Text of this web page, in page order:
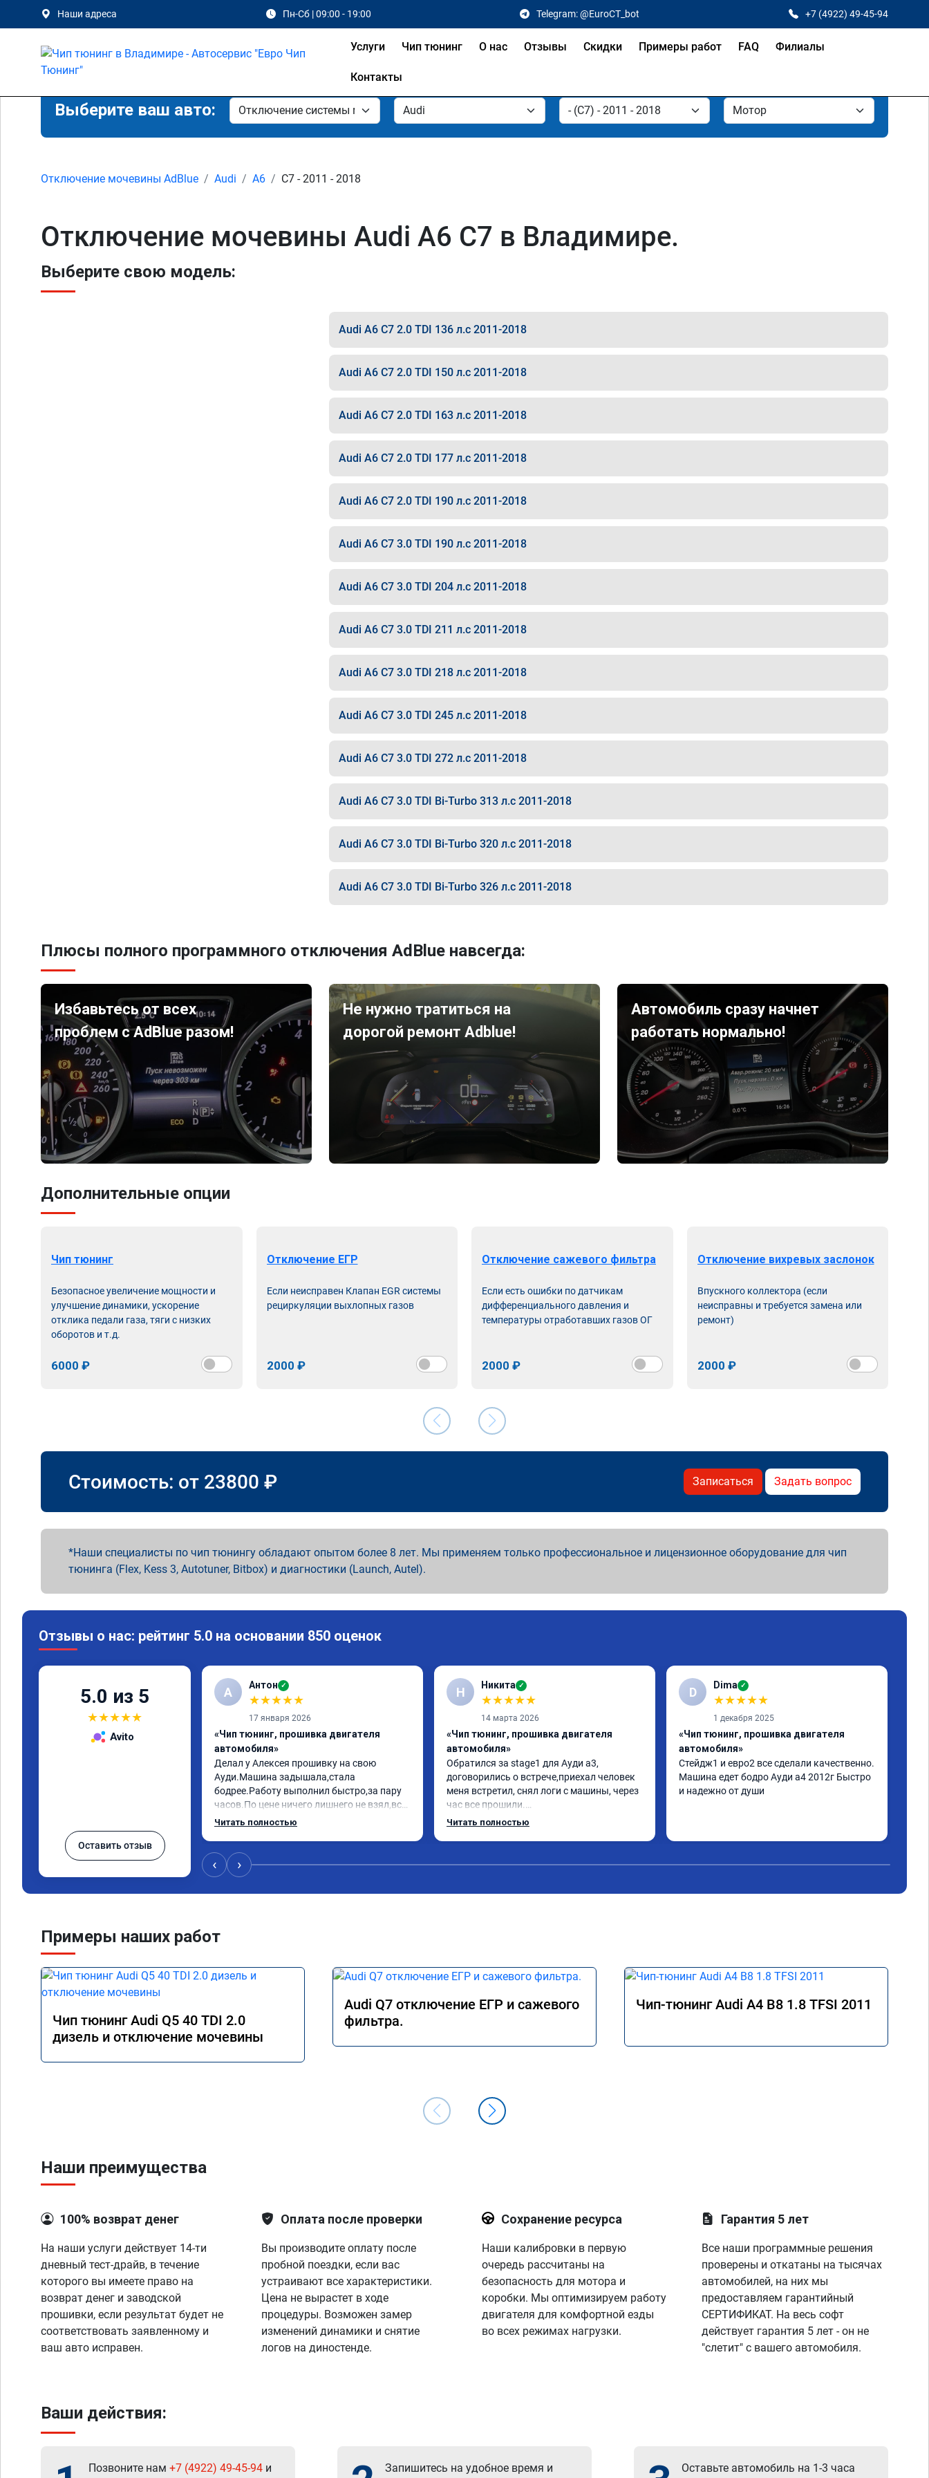
Наши адреса Пн-Сб | 09:00 - 19:00 Telegram: @EuroCT_bot +7 (4922) 49-45-94
Услуги Чип тюнинг О нас Отзывы Скидки Примеры работ FAQ Филиалы
Контакты
Выберите ваш авто:
Отключение мочевины AdBlue Audi A6 C7 - 2011 - 2018
Отключение мочевины Audi A6 C7 в Владимире.
Выберите свою модель:
Audi A6 C7 2.0 TDI 136 л.с 2011-2018
Audi A6 C7 2.0 TDI 150 л.с 2011-2018
Audi A6 C7 2.0 TDI 163 л.с 2011-2018
Audi A6 C7 2.0 TDI 177 л.с 2011-2018
Audi A6 C7 2.0 TDI 190 л.с 2011-2018
Audi A6 C7 3.0 TDI 190 л.с 2011-2018
Audi A6 C7 3.0 TDI 204 л.с 2011-2018
Audi A6 C7 3.0 TDI 211 л.с 2011-2018
Audi A6 C7 3.0 TDI 218 л.с 2011-2018
Audi A6 C7 3.0 TDI 245 л.с 2011-2018
Audi A6 C7 3.0 TDI 272 л.с 2011-2018
Audi A6 C7 3.0 TDI Bi-Turbo 313 л.с 2011-2018
Audi A6 C7 3.0 TDI Bi-Turbo 320 л.с 2011-2018
Audi A6 C7 3.0 TDI Bi-Turbo 326 л.с 2011-2018
Плюсы полного программного отключения AdBlue навсегда:
Избавьтесь от всех
проблем с AdBlue разом!
Не нужно тратиться на
дорогой ремонт Adblue!
Автомобиль сразу начнет
работать нормально!
Дополнительные опции
Чип тюнинг
Безопасное увеличение мощности и
улучшение динамики, ускорение
отклика педали газа, тяги с низких
оборотов и т.д.
6000 ₽
Отключение ЕГР
Если неисправен Клапан EGR системы
рециркуляции выхлопных газов
2000 ₽
Отключение сажевого фильтра
Если есть ошибки по датчикам
дифференциального давления и
температуры отработавших газов ОГ
2000 ₽
Отключение вихревых заслонок
Впускного коллектора (если
неисправны и требуется замена или
ремонт)
2000 ₽
Стоимость: от 23800 ₽ Записаться Задать вопрос
Наши специалисты по чип тюнингу обладают опытом более 8 лет. Мы применяем только профессиональное и лицензионное оборудование для чип
тюнинга (Flex, Kess 3, Autotuner, Bitbox) и диагностики (Launch, Autel).
Отзывы о нас: рейтинг 5.0 на основании 850 оценок
5.0 из 5
★★★★★
Avito
Оставить отзыв
А Антон ✓
★★★★★
17 января 2026
«Чип тюнинг, прошивка двигателя
автомобиля»
Делал у Алексея прошивку на свою
Ауди.Машина задышала,стала
бодрее.Работу выполнил быстро,за пару
часов.По цене ничего лишнего не взял,всё
как договаривались заранее.После
знаю,куда ехать в случае поломки
авто.Однозначно рекомендую Алексея
Читать полностью
Н Никита ✓
★★★★★
14 марта 2026
«Чип тюнинг, прошивка двигателя
автомобиля»
Обратился за stage1 для Ауди а3,
договорились о встрече,приехал человек
меня встретил, снял логи с машины, через
час все прошили.
Арман спасибо тебе огромное, машинка по
Читать полностью
D Dima ✓
★★★★★
1 декабря 2025
«Чип тюнинг, прошивка двигателя
автомобиля»
Стейдж1 и евро2 все сделали качественно.
Машина едет бодро Ауди а4 2012г Быстро
и надежно от души
‹ ›
Примеры наших работ
Чип тюнинг Audi Q5 40 TDI 2.0
дизель и отключение мочевины
Audi Q7 отключение ЕГР и сажевого
фильтра.
Чип-тюнинг Audi A4 B8 1.8 TFSI 2011
Наши преимущества
100% возврат денег
На наши услуги действует 14-ти
дневный тест-драйв, в течение
которого вы имеете право на
возврат денег и заводской
прошивки, если результат будет не
соответствовать заявленному и
ваш авто исправен.
Оплата после проверки
Вы производите оплату после
пробной поездки, если вас
устраивают все характеристики.
Цена не вырастет в ходе
процедуры. Возможен замер
изменений динамики и снятие
логов на диностенде.
Сохранение ресурса
Наши калибровки в первую
очередь рассчитаны на
безопасность для мотора и
коробки. Мы оптимизируем работу
двигателя для комфортной езды
во всех режимах нагрузки.
Гарантия 5 лет
Все наши программные решения
проверены и откатаны на тысячах
автомобилей, на них мы
предоставляем гарантийный
СЕРТИФИКАТ. На весь софт
действует гарантия 5 лет - он не
"слетит" с вашего автомобиля.
Ваши действия:
Позвоните нам +7 (4922) 49-45-94 и Запишитесь на удобное время и Оставьте автомобиль на 1-3 часа